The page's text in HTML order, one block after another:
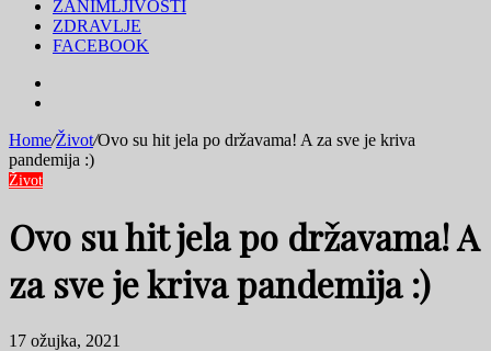
ZANIMLJIVOSTI
ZDRAVLJE
FACEBOOK
Home/Život/Ovo su hit jela po državama! A za sve je kriva
pandemija :)
Život
Ovo su hit jela po državama! A
za sve je kriva pandemija :)
17 ožujka, 2021